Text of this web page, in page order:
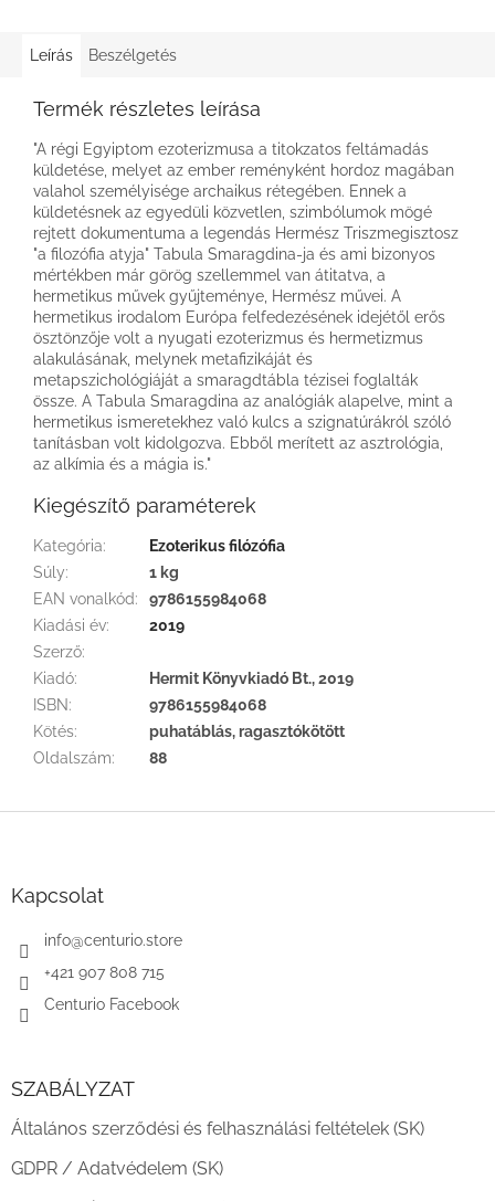
Leírás Beszélgetés
Termék részletes leírása
"A régi Egyiptom ezoterizmusa a titokzatos feltámadás
küldetése, melyet az ember reményként hordoz magában
valahol személyisége archaikus rétegében. Ennek a
küldetésnek az egyedüli közvetlen, szimbólumok mögé
rejtett dokumentuma a legendás Hermész Triszmegisztosz
"a filozófia atyja" Tabula Smaragdina-ja és ami bizonyos
mértékben már görög szellemmel van átitatva, a
hermetikus művek gyűjteménye, Hermész művei. A
hermetikus irodalom Európa felfedezésének idejétől erős
ösztönzője volt a nyugati ezoterizmus és hermetizmus
alakulásának, melynek metafizikáját és
metapszichológiáját a smaragdtábla tézisei foglalták
össze. A Tabula Smaragdina az analógiák alapelve, mint a
hermetikus ismeretekhez való kulcs a szignatúrákról szóló
tanításban volt kidolgozva. Ebből merített az asztrológia,
az alkímia és a mágia is."
Kiegészítő paraméterek
Kategória:
Ezoterikus filózófia
Súly:
1 kg
EAN vonalkód:
9786155984068
Kiadási év:
2019
Szerző:
Kiadó:
Hermit Könyvkiadó Bt., 2019
ISBN:
9786155984068
Kötés:
puhatáblás, ragasztókötött
Oldalszám: 88
Kapcsolat
info@centurio.store
+421 907 808 715
Centurio Facebook
SZABÁLYZAT
Általános szerződési és felhasználási feltételek (SK)
GDPR / Adatvédelem (SK)